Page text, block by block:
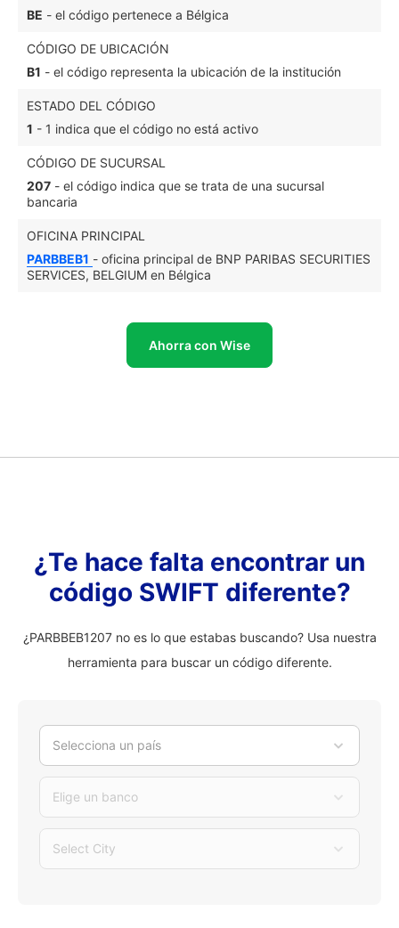
BE - el código pertenece a Bélgica
CÓDIGO DE UBICACIÓN
B1 - el código representa la ubicación de la institución
ESTADO DEL CÓDIGO
1 - 1 indica que el código no está activo
CÓDIGO DE SUCURSAL
207 - el código indica que se trata de una sucursal
bancaria
OFICINA PRINCIPAL
PARBBEB1 - oficina principal de BNP PARIBAS SECURITIES
SERVICES, BELGIUM en Bélgica
Ahorra con Wise
¿Te hace falta encontrar un
código SWIFT diferente?
¿PARBBEB1207 no es lo que estabas buscando? Usa nuestra
herramienta para buscar un código diferente.
Selecciona un país
Elige un banco
Select City